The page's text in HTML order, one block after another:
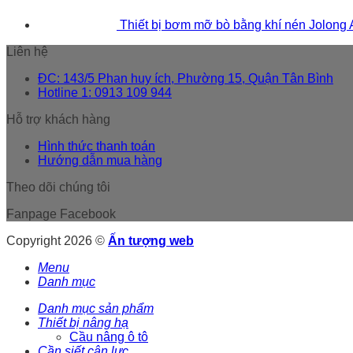
Thiết bị bơm mỡ bò bằng khí nén Jolong
Liên hệ
ĐC: 143/5 Phan huy ích, Phường 15, Quận Tân Bình
Hotline 1: 0913 109 944
Hỗ trợ khách hàng
Hình thức thanh toán
Hướng dẫn mua hàng
Theo dõi chúng tôi
Fanpage Facebook
Copyright 2026 © Ấn tượng web
Menu
Danh mục
Danh mục sản phẩm
Thiết bị nâng hạ
Cầu nâng ô tô